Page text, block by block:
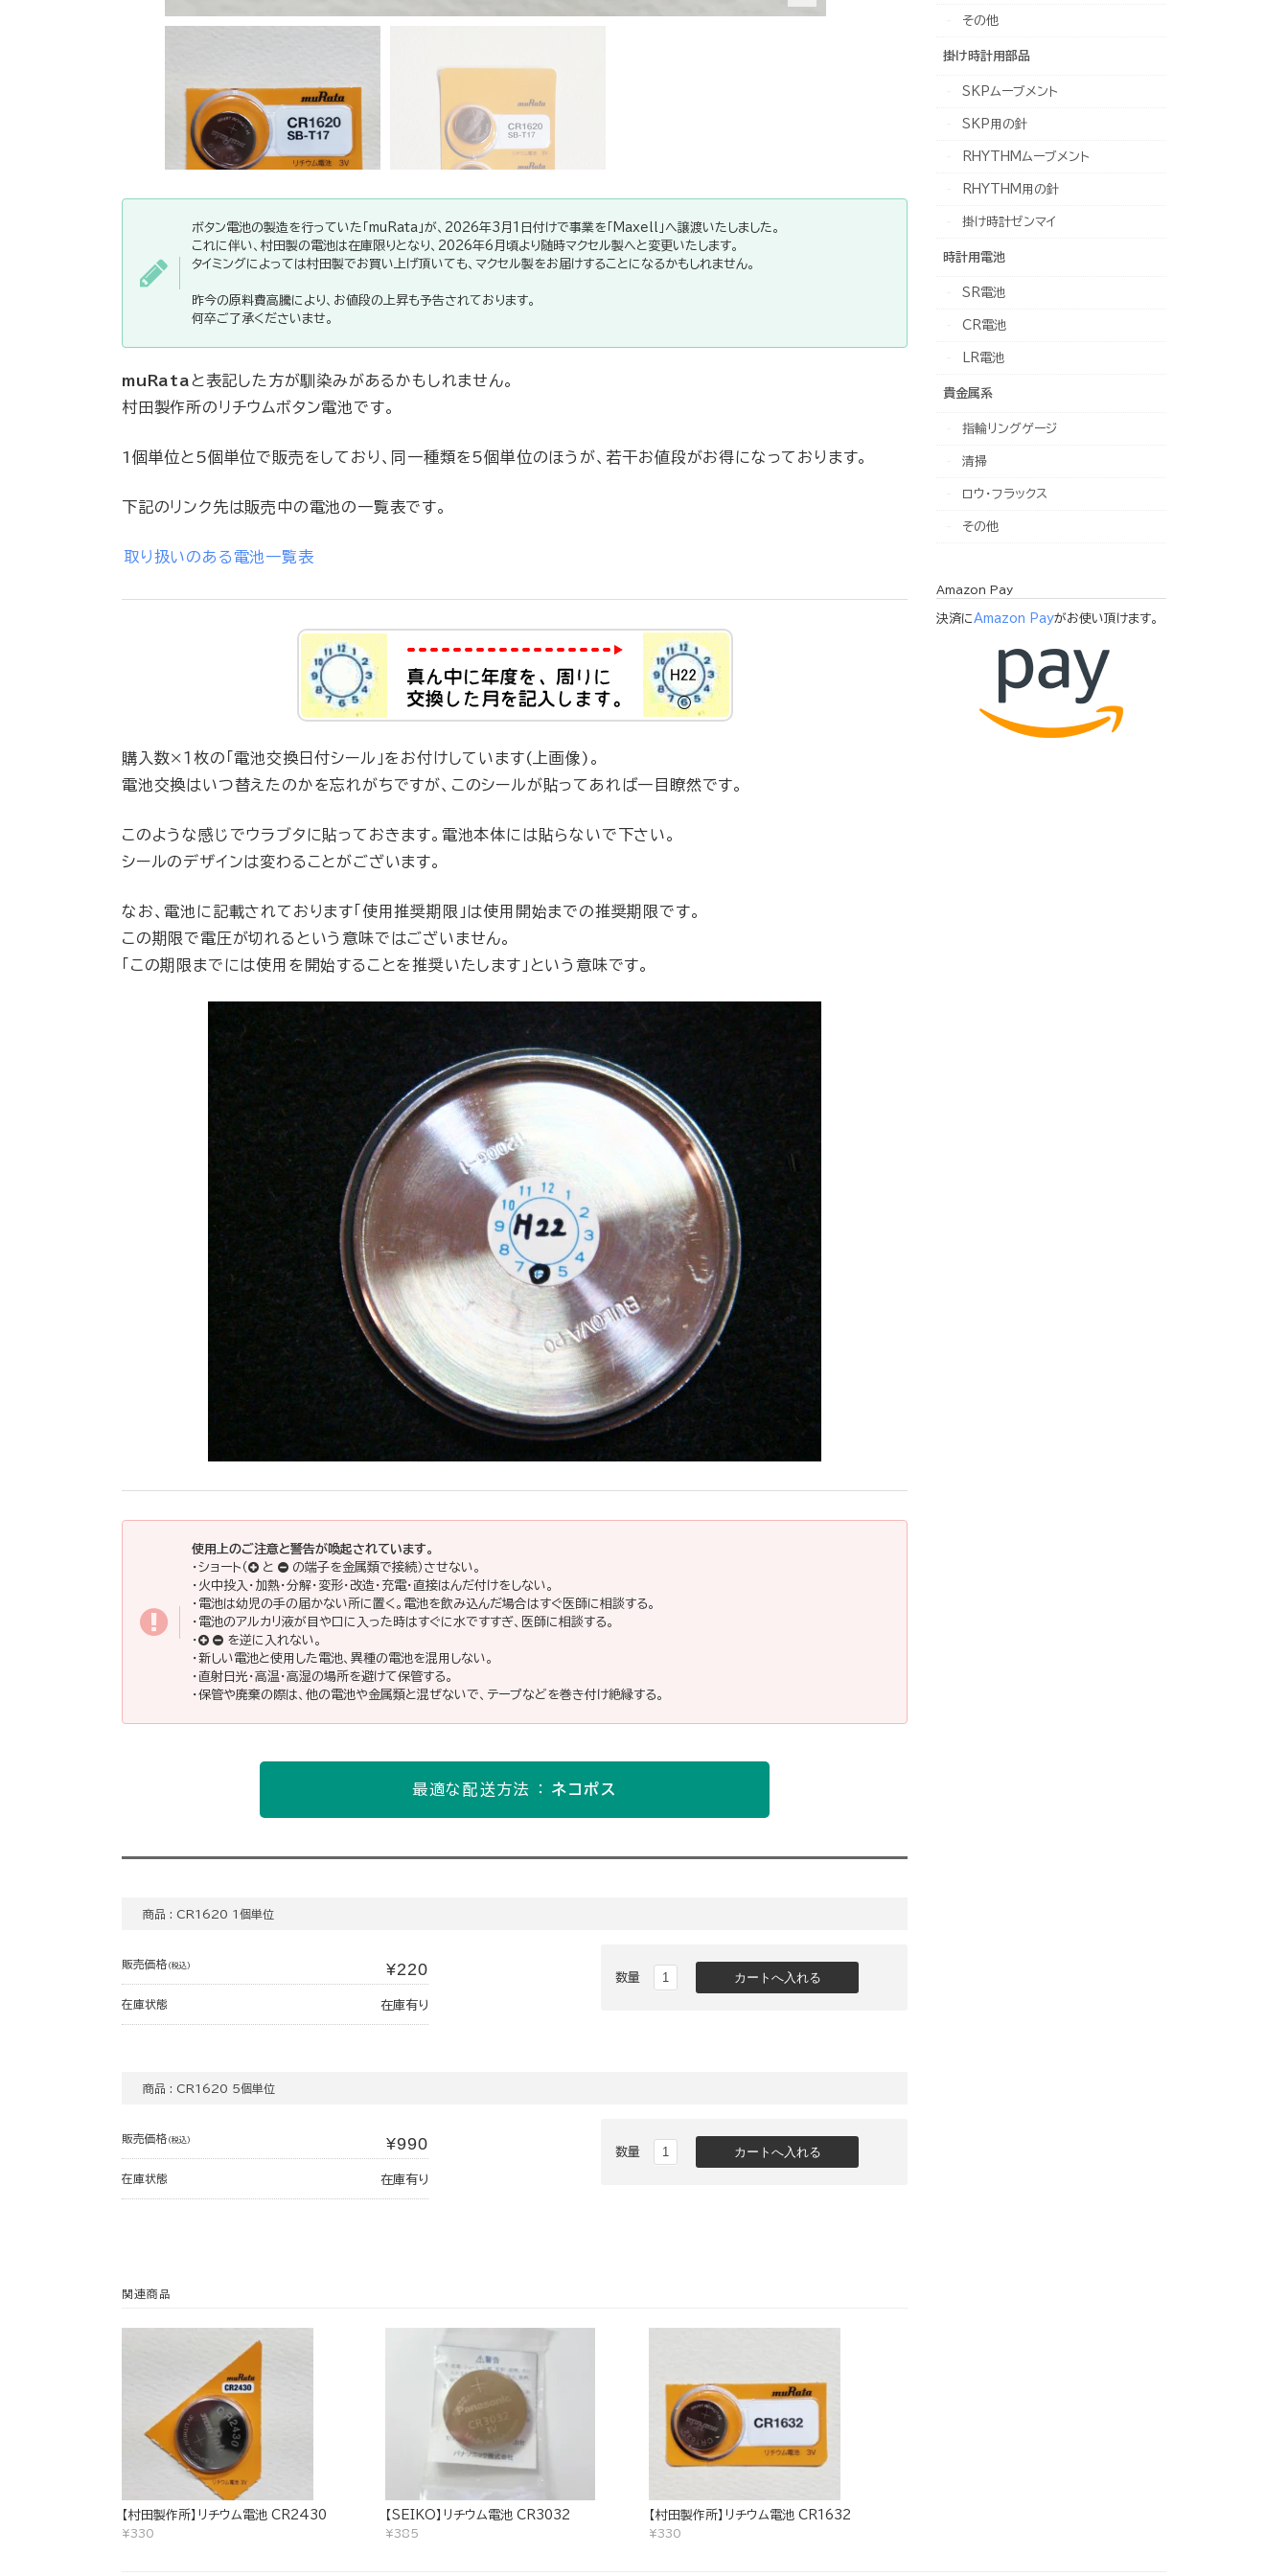
ボタン電池の製造を行っていた「muRata」が、2026年3月1日付けで事業を「Maxell」へ譲渡いたしました。
これに伴い、村田製の電池は在庫限りとなり、2026年6月頃より随時マクセル製へと変更いたします。
タイミングによっては村田製でお買い上げ頂いても、マクセル製をお届けすることになるかもしれません。
昨今の原料費高騰により、お値段の上昇も予告されております。
何卒ご了承くださいませ。
muRata と表記した方が馴染みがあるかもしれません。
村田製作所のリチウムボタン電池です。
1個単位と5個単位で販売をしており、同一種類を5個単位のほうが、若干お値段がお得になっております。
下記のリンク先は販売中の電池の一覧表です。
取り扱いのある電池一覧表
購入数×１枚の「電池交換日付シール」をお付けしています(上画像)。
電池交換はいつ替えたのかを忘れがちですが、このシールが貼ってあれば一目瞭然です。
このような感じでウラブタに貼っておきます。電池本体には貼らないで下さい。
シールのデザインは変わることがございます。
なお、電池に記載されております「使用推奨期限」は使用開始までの推奨期限です。
この期限で電圧が切れるという意味ではございません。
「この期限までには使用を開始することを推奨いたします」という意味です。
使用上のご注意と警告が喚起されています。
・ショート（
と
の端子を金属類で接続）させない。
・火中投入・加熱・分解・変形・改造・充電・直接はんだ付けをしない。
・電池は幼児の手の届かない所に置く。電池を飲み込んだ場合はすぐ医師に相談する。
・電池のアルカリ液が目や口に入った時はすぐに水ですすぎ、医師に相談する。
・
を逆に入れない。
・新しい電池と使用した電池、異種の電池を混用しない。
・直射日光・高温・高湿の場所を避けて保管する。
・保管や廃棄の際は、他の電池や金属類と混ぜないで、テープなどを巻き付け絶縁する。
最適な配送方法 ：ネコポス
商品 : CR1620 1個単位
販売価格 (税込) ¥220
在庫状態 在庫有り
数量
商品 : CR1620 5個単位
販売価格 (税込) ¥990
在庫状態 在庫有り
数量
関連商品
【村田製作所】リチウム電池 CR2430
¥330
【SEIKO】リチウム電池 CR3032
¥385
【村田製作所】リチウム電池 CR1632
¥330
その他
掛け時計用部品
SKPムーブメント
SKP用の針
RHYTHMムーブメント
RHYTHM用の針
掛け時計ゼンマイ
時計用電池
SR電池
CR電池
LR電池
貴金属系
指輪リングゲージ
清掃
ロウ・フラックス
その他
Amazon Pay
決済にAmazon Payがお使い頂けます。